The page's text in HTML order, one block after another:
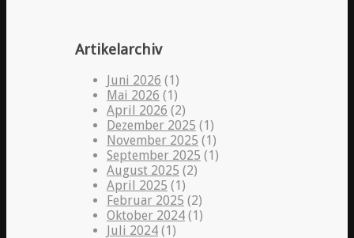
Artikelarchiv
Juni 2026 (1)
Mai 2026 (1)
April 2026 (2)
Dezember 2025 (1)
November 2025 (1)
September 2025 (1)
August 2025 (2)
April 2025 (1)
Februar 2025 (2)
Oktober 2024 (1)
Juli 2024 (1)